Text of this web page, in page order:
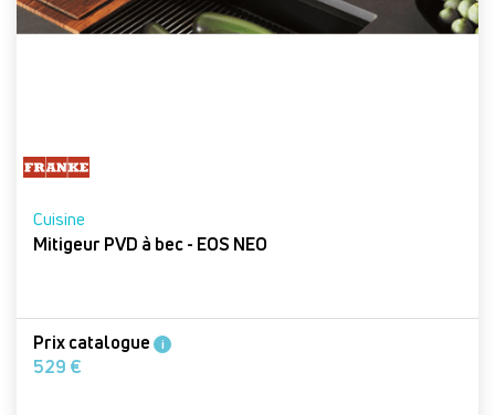
Cuisine
Mitigeur PVD à bec - EOS NEO
Prix catalogue i
529 €